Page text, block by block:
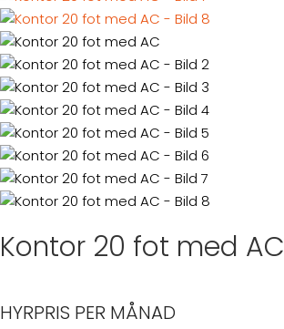
Kontor 20 fot med AC
HYRPRIS PER MÅNAD